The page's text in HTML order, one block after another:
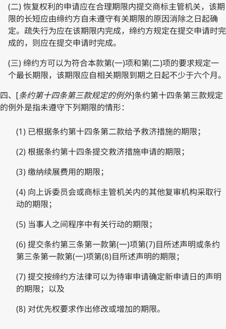
(二) 恢复权利的申请应在合理期限内提交商标主管机关，该期
限的长短应由缔约方自未遵守有关期限的原因消除之日起确
定。疏失行为应在该期限内完成，缔约方规定在提交申请时完
成的，则应在提交申请时完成。
(三) 缔约方可以为符合本款第(一)项和第(二)项的要求规定一
个最长期限，该期限应自相关期限到期之日起不少于六个月。
四、[条约第十四条第三款规定的例外]条约第十四条第三款规定
的例外是指未遵守下列期限的情形：
(1) 已根据条约第十四条第二款给予救济措施的期限；
(2) 根据条约第十四条提交救济措施申请的期限；
(3) 缴纳续展费用的期限；
(4) 向上诉委员会或商标主管机关内的其他复审机构采取行
动的期限；
(5) 当事人之间程序中有关行动的期限；
(6) 提交条约第三条第一款第(一)项第(7)目所述声明或条约
第三条第一款第(一)项第(8)目所述声明的期限；
(7) 提交按缔约方法律可以为待审申请确定新申请日的声明
的期限；以及
(8) 对优先权要求作出修改或增加的期限。